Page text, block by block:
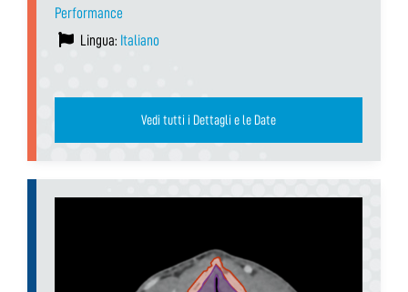
Performance
Lingua: Italiano
Vedi tutti i Dettagli e le Date